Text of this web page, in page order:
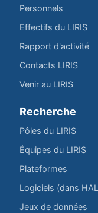
Personnels
Effectifs du LIRIS
Rapport d'activité
Contacts LIRIS
Venir au LIRIS
Recherche
Pôles du LIRIS
Équipes du LIRIS
Plateformes
Logiciels (dans
Jeux de données